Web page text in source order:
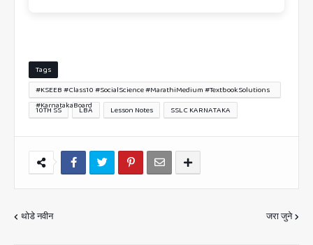
Tags
#KSEEB #Class10 #SocialScience #MarathiMedium #TextbookSolutions
#KarnatakaBoard
10TH SS LBA Lesson Notes SSLC KARNATAKA
थोडे नवीन जरा जुने